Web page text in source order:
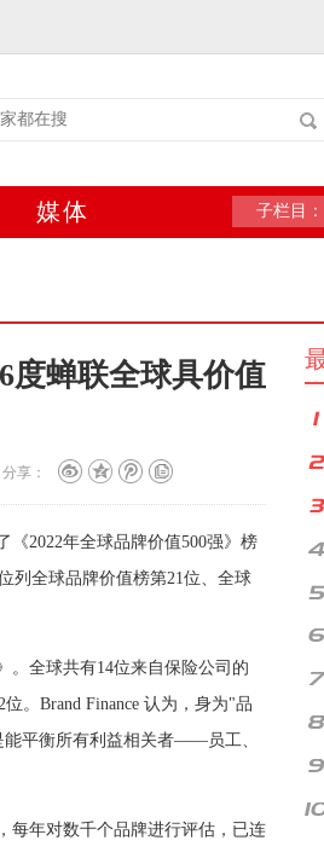
媒体 子栏目：
度蝉联全球具价值
分享：
《2022年全球品牌价值500强》榜
列全球品牌价值榜第21位、全球
全球共有14位来自保险公司的
。Brand Finance 认为，身为"品
能平衡所有利益相关者——员工、
年对数千个品牌进行评估，已连